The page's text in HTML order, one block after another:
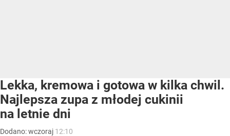
Lekka, kremowa i gotowa w kilka chwil.
Najlepsza zupa z młodej cukinii
na letnie dni
Dodano:wczoraj 12:10